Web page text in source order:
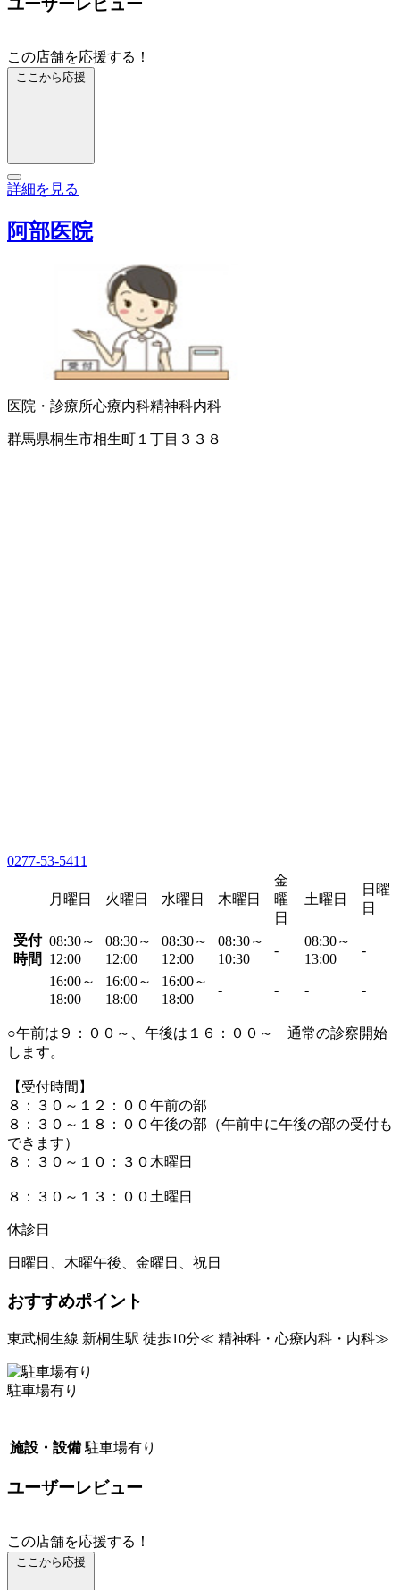
ユーザーレビュー
この店舗を応援する！
ここから応援
詳細を見る
阿部医院
医院・診療所心療内科精神科内科
群馬県桐生市相生町１丁目３３８
0277-53-5411
月曜日 火曜日 水曜日 木曜日
金
曜
日
土曜日
日曜
日
受付
時間
08:30～
12:00
08:30～
12:00
08:30～
12:00
08:30～
10:30
-
08:30～
13:00
-
16:00～
18:00
16:00～
18:00
16:00～
18:00
- - - -
○午前は９：００～、午後は１６：００～ 通常の診察開始
します。
【受付時間】
８：３０～１２：００午前の部
８：３０～１８：００午後の部（午前中に午後の部の受付も
できます）
８：３０～１０：３０木曜日
８：３０～１３：００土曜日
休診日
日曜日、木曜午後、金曜日、祝日
おすすめポイント
東武桐生線 新桐生駅 徒歩10分≪ 精神科・心療内科・内科≫
駐車場有り
施設・設備 駐車場有り
ユーザーレビュー
この店舗を応援する！
ここから応援